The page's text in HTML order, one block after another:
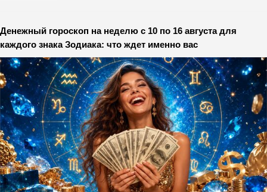
Денежный гороскоп на неделю с 10 по 16 августа для
каждого знака Зодиака: что ждет именно вас